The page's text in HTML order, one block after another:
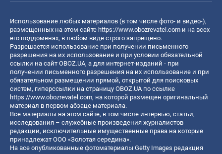
Использование любых материалов (в том числе фото- и видео-),
размещенных на этом сайте https://www.obozrevatel.com и на всех
его поддоменах, в любом виде строго запрещено.
Разрешается использование при получении письменного
разрешения на их использование и при условии обязательной
ссылки на сайт OBOZ.UA, а для интернет-изданий - при
получении письменного разрешения на их использование и при
обязательном размещении прямой, открытой для поисковых
систем, гиперссылки на страницу OBOZ.UA по ссылке
https://www.obozrevatel.com, на которой размещен оригинальный
материал в первом абзаце материала.
Все материалы на этом сайте, в том числе интервью, статьи,
исследования – служебные произведения журналистов
редакции, исключительные имущественные права на которые
принадлежат ООО «Золотая середина».
На все опубликованные фотоматериалы Getty Images редакция